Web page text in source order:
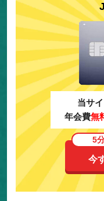
当サイ
年会費無
今
5